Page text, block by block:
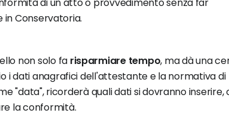
Conservatoria.
non solo fa risparmiare tempo, ma dà una
i dati anagrafici dell'attestante e la normativa di
"data", ricorderà quali dati si dovranno inserire,
la conformità.